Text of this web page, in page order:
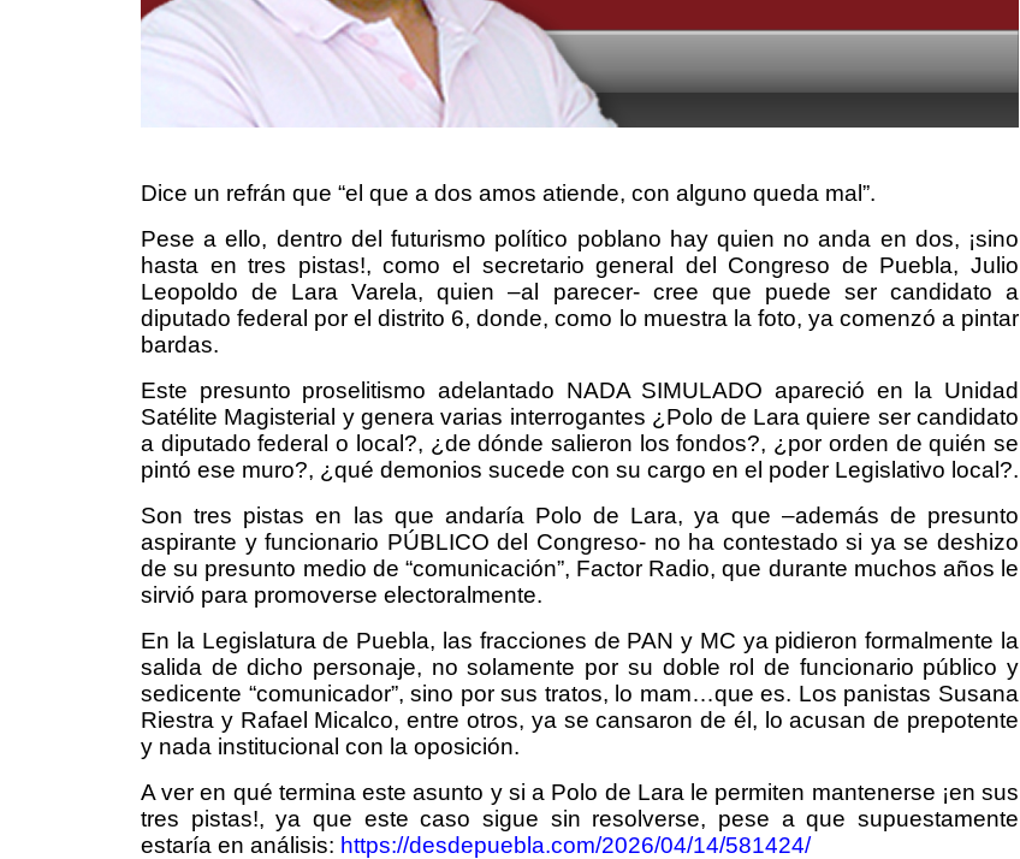
Dice un refrán que “el que a dos amos atiende, con alguno queda mal”.
Pese a ello, dentro del futurismo político poblano hay quien no anda en dos, ¡sino
hasta en tres pistas!, como el secretario general del Congreso de Puebla, Julio
Leopoldo de Lara Varela, quien –al parecer- cree que puede ser candidato a
diputado federal por el distrito 6, donde, como lo muestra la foto, ya comenzó a pintar
bardas.
Este presunto proselitismo adelantado NADA SIMULADO apareció en la Unidad
Satélite Magisterial y genera varias interrogantes ¿Polo de Lara quiere ser candidato
a diputado federal o local?, ¿de dónde salieron los fondos?, ¿por orden de quién se
pintó ese muro?, ¿qué demonios sucede con su cargo en el poder Legislativo local?.
Son tres pistas en las que andaría Polo de Lara, ya que –además de presunto
aspirante y funcionario PÚBLICO del Congreso- no ha contestado si ya se deshizo
de su presunto medio de “comunicación”, Factor Radio, que durante muchos años le
sirvió para promoverse electoralmente.
En la Legislatura de Puebla, las fracciones de PAN y MC ya pidieron formalmente la
salida de dicho personaje, no solamente por su doble rol de funcionario público y
sedicente “comunicador”, sino por sus tratos, lo mam…que es. Los panistas Susana
Riestra y Rafael Micalco, entre otros, ya se cansaron de él, lo acusan de prepotente
y nada institucional con la oposición.
A ver en qué termina este asunto y si a Polo de Lara le permiten mantenerse ¡en sus
tres pistas!, ya que este caso sigue sin resolverse, pese a que supuestamente
estaría en análisis: https://desdepuebla.com/2026/04/14/581424/